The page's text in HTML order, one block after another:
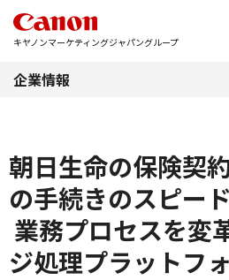
キヤノンマーケティングジャパングループ
企業情報
朝日生命の保険契
の手続きのスピー
業務プロセスを変
ジ処理プラットフ